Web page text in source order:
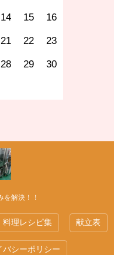
14 15 16
21 22 23
28 29 30
を解決！！
料理レシピ集 献立表
バシーポリシー